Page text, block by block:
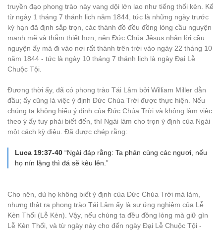
truyền đạo phong trào này vang dội lớn lao như tiếng thổi kèn. Kể
từ ngày 1 tháng 7 thánh lịch năm 1844, tức là những ngày trước
kỳ hạn đã định sắp trọn, các thánh đồ đều đồng lòng cầu nguyện
mạnh mẽ và thắm thiết hơn, nên Đức Chúa Jêsus nhận lời cầu
nguyện ấy mà đi vào nơi rất thánh trên trời vào ngày 22 tháng 10
năm 1844 - tức là ngày 10 tháng 7 thánh lịch là ngày Đại Lễ
Chuộc Tội.
Đương thời ấy, đã có phong trào Tái Lâm bởi William Miller dẫn
đầu; ấy cũng là việc ý định Đức Chúa Trời được thực hiện. Nếu
chúng ta không hiểu ý định của Đức Chúa Trời và không làm việc
theo ý ấy tuy phải biết đến, thì Ngài làm cho trọn ý định của Ngài
một cách kỳ diệu. Đã được chép rằng:
Luca 19:37-40 “Ngài đáp rằng: Ta phán cùng các ngươi, nếu
họ nín lặng thì đá sẽ kêu lên.”
Cho nên, dù họ không biết ý định của Đức Chúa Trời mà làm,
nhưng thật ra phong trào Tái Lâm ấy là sự ứng nghiệm của Lễ
Kèn Thổi (Lễ Kèn). Vậy, nếu chúng ta đều đồng lòng mà giữ gìn
Lễ Kèn Thổi, và từ ngày này cho đến ngày Đại Lễ Chuộc Tội -